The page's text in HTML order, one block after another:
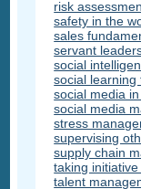
risk
safety in the
sales
servant
social
social learning
social media
social media
stress
supervising
supply chain
taking
talent